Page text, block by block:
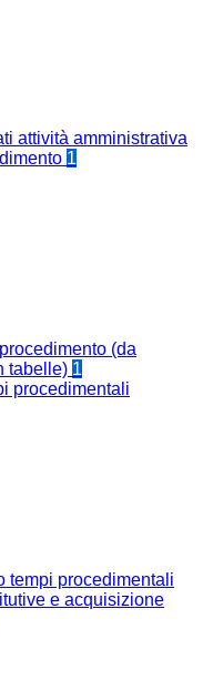
attività amministrativa
1
(da
tabelle) 1
procedimentali
tempi procedimentali
e acquisizione